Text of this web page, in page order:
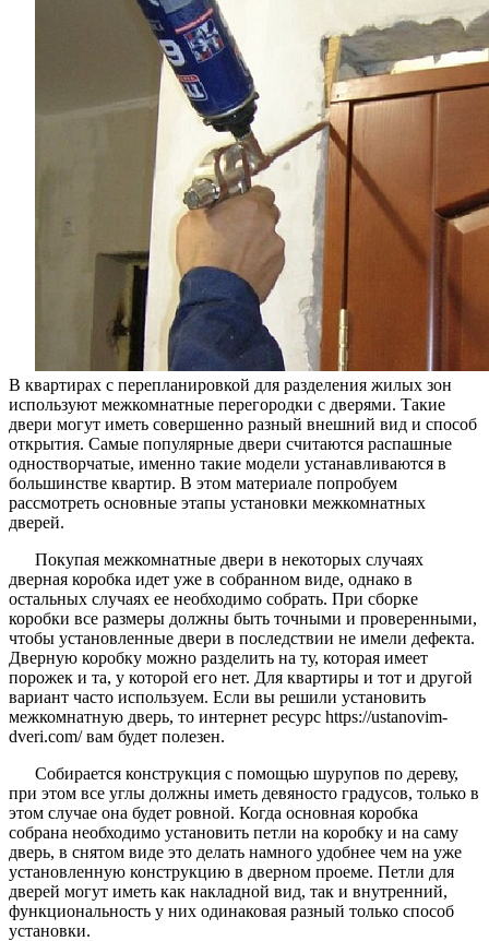
В квартирах с перепланировкой для разделения жилых зон
используют межкомнатные перегородки с дверями. Такие
двери могут иметь совершенно разный внешний вид и способ
открытия. Самые популярные двери считаются распашные
одностворчатые, именно такие модели устанавливаются в
большинстве квартир. В этом материале попробуем
рассмотреть основные этапы установки межкомнатных
дверей.
Покупая межкомнатные двери в некоторых случаях
дверная коробка идет уже в собранном виде, однако в
остальных случаях ее необходимо собрать. При сборке
коробки все размеры должны быть точными и проверенными,
чтобы установленные двери в последствии не имели дефекта.
Дверную коробку можно разделить на ту, которая имеет
порожек и та, у которой его нет. Для квартиры и тот и другой
вариант часто используем. Если вы решили установить
межкомнатную дверь, то интернет ресурс https://ustanovim-
dveri.com/ вам будет полезен.
Собирается конструкция с помощью шурупов по дереву,
при этом все углы должны иметь девяносто градусов, только в
этом случае она будет ровной. Когда основная коробка
собрана необходимо установить петли на коробку и на саму
дверь, в снятом виде это делать намного удобнее чем на уже
установленную конструкцию в дверном проеме. Петли для
дверей могут иметь как накладной вид, так и внутренний,
функциональность у них одинаковая разный только способ
установки.